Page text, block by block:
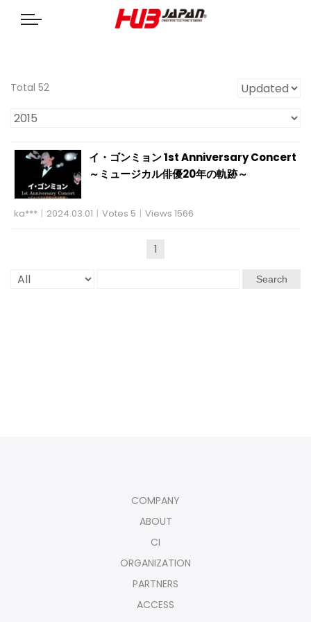
Total 52
イ・ゴンミョン 1st Anniversary Concert
～ミュージカル俳優20年の軌跡～
ka*** | 2024.03.01 | Votes 5 | Views 1566
1
Search
COMPANY
ABOUT
CI
ORGANIZATION
PARTNERS
ACCESS